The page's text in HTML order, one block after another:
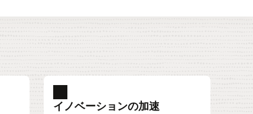
イノベーションの加速